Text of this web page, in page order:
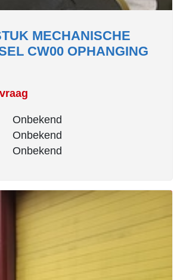
MECHANISCHE
CW00 OPHANGING
Onbekend
Onbekend
Onbekend